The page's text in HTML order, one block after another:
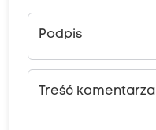
Podpis
Treść komentarza